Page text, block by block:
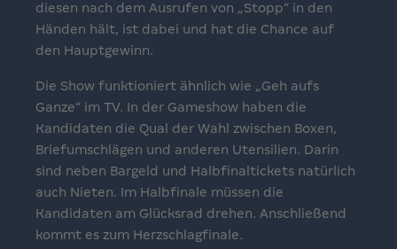
diesen nach dem Ausrufen von „Stopp“ in den
Händen hält, ist dabei und hat die Chance auf
den Hauptgewinn.
Die Show funktioniert ähnlich wie „Geh aufs
Ganze“ im TV. In der Gameshow haben die
Kandidaten die Qual der Wahl zwischen Boxen,
Briefumschlägen und anderen Utensilien. Darin
sind neben Bargeld und Halbfinaltickets natürlich
auch Nieten. Im Halbfinale müssen die
Kandidaten am Glücksrad drehen. Anschließend
kommt es zum Herzschlagfinale.